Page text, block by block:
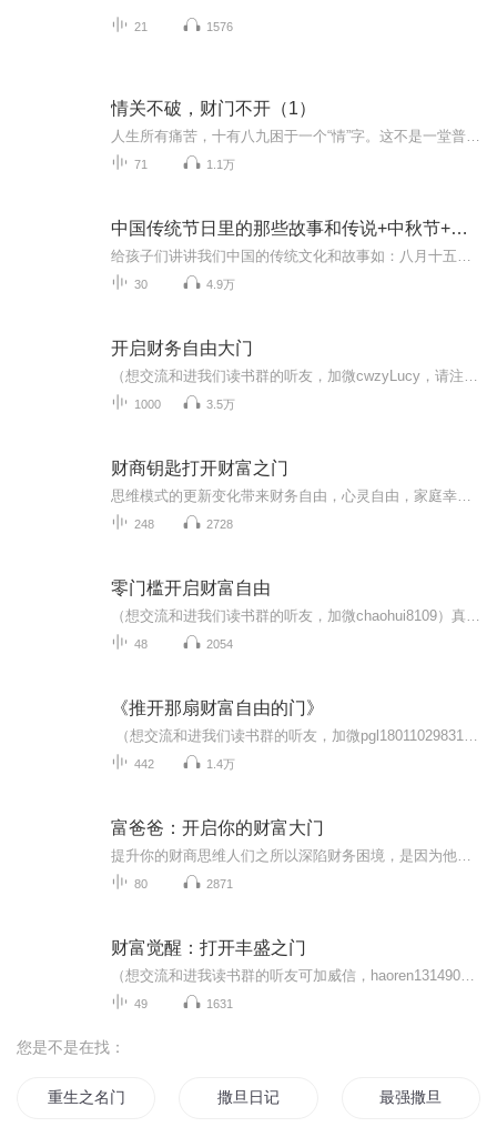
21 1576
情关不破，财门不开（1）
71 1.1万
中国传统节日里的那些故事和传说+中秋节+元旦春节等
30 4.9万
开启财务自由大门
1000 3.5万
财商钥匙打开财富之门
248 2728
零门槛开启财富自由
48 2054
《推开那扇财富自由的门》
442 1.4万
富爸爸：开启你的财富大门
80 2871
财富觉醒：打开丰盛之门
49 1631
您是不是在找：
重生之名门财女 撒旦日记 最强撒旦